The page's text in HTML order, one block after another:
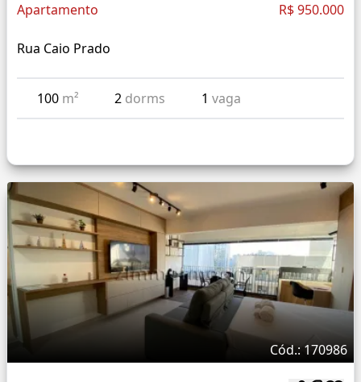
Apartamento R$ 950.000
Rua Caio Prado
100 m² 2 dorms 1vaga
Cód.: 170986